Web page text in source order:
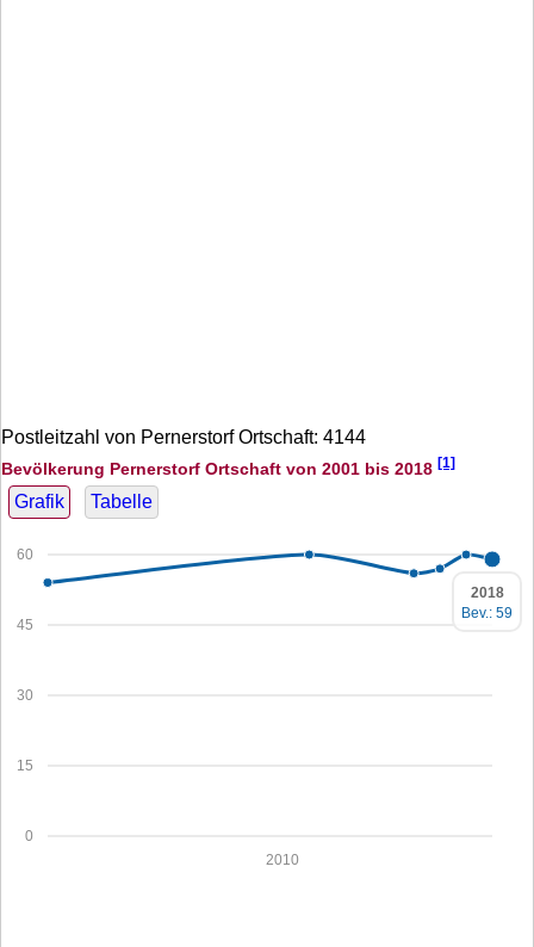
Postleitzahl von Pernerstorf Ortschaft: 4144
Bevölkerung Pernerstorf Ortschaft von 2001 bis 2018 [1]
Grafik Tabelle
0
15
30
45
60
2010
2018
Bev.: 59